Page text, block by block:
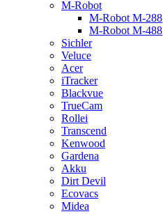
M-Robot
M-Robot M-288
M-Robot M-488
Sichler
Veluce
Acer
iTracker
Blackvue
TrueCam
Rollei
Transcend
Kenwood
Gardena
Akku
Dirt Devil
Ecovacs
Midea